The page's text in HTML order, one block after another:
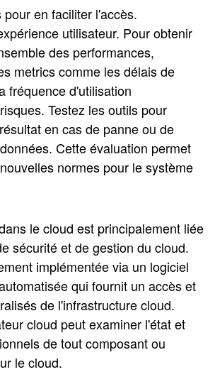
pour en faciliter l'accès.
utilisateur. Pour obtenir
des performances,
metrics comme les délais de
fréquence d'utilisation
Testez les outils pour
en cas de panne ou de
Cette évaluation permet
normes pour le système
le cloud est principalement liée
sécurité et de gestion du cloud.
implémentée via un logiciel
qui fournit un accès et
de l'infrastructure cloud.
cloud peut examiner l'état et
de tout composant ou
le cloud.